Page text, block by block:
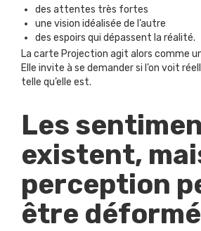
des attentes très fortes
une vision idéalisée de l’autre
des espoirs qui dépassent la réalité.
La carte Projection agit alors comme
Elle invite à se demander si l’on voit
telle qu’elle est.
Les
existent,
perception
être